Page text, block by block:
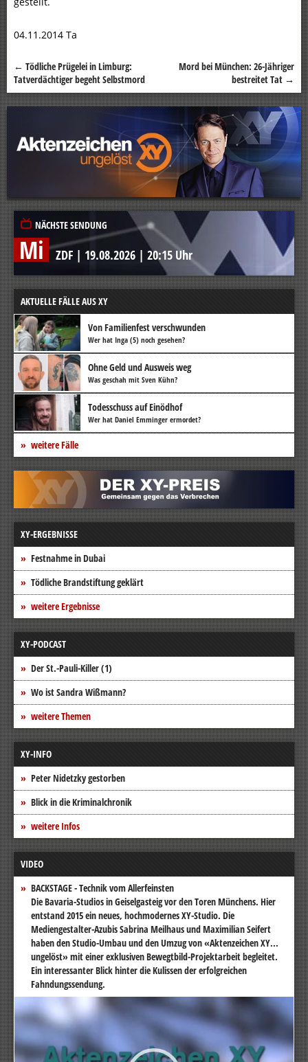
04.11.2014 Ta
Beitragsnavigation
← Tödliche Prügelei in Limburg:
Tatverdächtiger begeht Selbstmord
Mord bei München: 26-Jähriger
bestreitet Tat →
NÄCHSTE SENDUNG
Mi ZDF | 19.08.2026 | 20:15 Uhr
AKTUELLE FÄLLE AUS XY
Von Familienfest verschwunden
Wer hat Inga (5) noch gesehen?
Ohne Geld und Ausweis weg
Was geschah mit Sven Kühn?
Todesschuss auf Einödhof
Wer hat Daniel Emminger ermordet?
weitere Fälle
XY-ERGEBNISSE
Festnahme in Dubai
Tödliche Brandstiftung geklärt
weitere Ergebnisse
XY-PODCAST
Der St.-Pauli-Killer (1)
Wo ist Sandra Wißmann?
weitere Themen
XY-INFO
Peter Nidetzky gestorben
Blick in die Kriminalchronik
weitere Infos
VIDEO
BACKSTAGE - Technik vom Allerfeinsten
Die Bavaria-Studios in Geiselgasteig vor den Toren Münchens. Hier
entstand 2015 ein neues, hochmodernes XY-Studio. Die
Mediengestalter-Azubis Sabrina Meilhaus und Maximilian Seifert
haben den Studio-Umbau und den Umzug von «Aktenzeichen XY...
ungelöst» mit einer exklusiven Bewegtbild-Projektarbeit begleitet.
Ein interessanter Blick hinter die Kulissen der erfolgreichen
Fahndungssendung.
Video-
Player